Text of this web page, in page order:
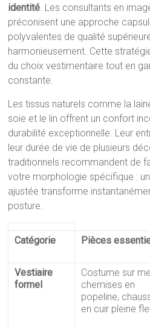
identité. Les consultants en
préconisent une approche
polyvalentes de qualité
harmonieusement. Cette
du choix vestimentaire tout en
constante.
Les tissus naturels comme la
soie et le lin offrent un confort
durabilité exceptionnelle. Leur
leur durée de vie de plusieurs
traditionnels recommandent de
votre morphologie spécifique :
ajustée transforme
posture.
Catégorie Pièces
Vestiaire
formel
Costume sur
chemises en
popeline,
en cuir pleine